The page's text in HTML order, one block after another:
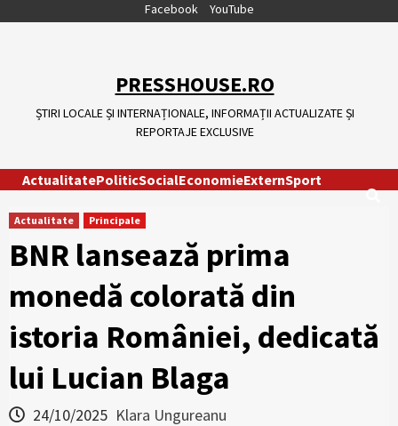
Facebook YouTube
PRESSHOUSE.RO
ȘTIRI LOCALE ȘI INTERNAȚIONALE, INFORMAȚII ACTUALIZATE ȘI
REPORTAJE EXCLUSIVE
ActualitatePoliticSocialEconomieExternSport
Actualitate Principale
BNR lansează prima
monedă colorată din
istoria României, dedicată
lui Lucian Blaga
24/10/2025 Klara Ungureanu